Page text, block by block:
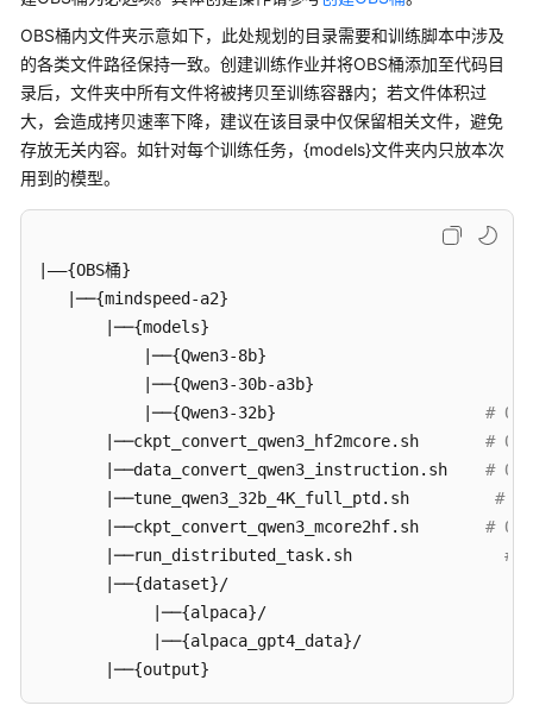
模
型
训
练
推
理
部
OBS桶内文件夹示意如下，此处规划的目录需要和训练脚本中涉及
的各类文件路径保持一致。创建训练作业并将OBS桶添加至代码目
录后，文件夹中所有文件将被拷贝至训练容器内；若文件体积过
大，会造成拷贝速率下降，建议在该目录中仅保留相关文件，避免
存放无关内容。如针对每个训练任务，{models}文件夹内只放本次
用到的模型。
|——{OBS桶}
   |──{mindspeed-a2}
       |──{models}
           |──{Qwen3-8b}
           |──{Qwen3-30b-a3b}
           |──{Qwen3-32b}
#
       |──ckpt_convert_qwen3_hf2mcore.sh
#
       |──data_convert_qwen3_instruction.sh
#
       |──tune_qwen3_32b_4K_full_ptd.sh
#
       |──ckpt_convert_qwen3_mcore2hf.sh
#
       |──run_distributed_task.sh
#
       |──{dataset}/
            |──{alpaca}/
            |──{alpaca_gpt4_data}/
       |──{output}